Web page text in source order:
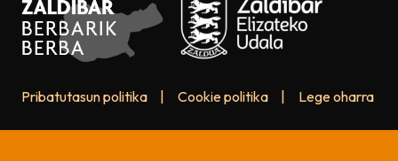
Pribatutasun politika Cookie politika Lege oharra